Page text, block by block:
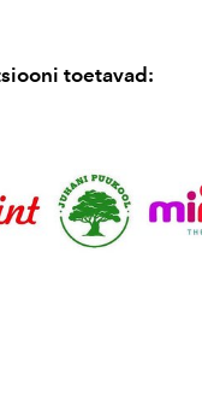
toetavad: